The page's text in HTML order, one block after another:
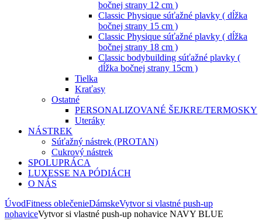
bočnej strany 12 cm )
Classic Physique súťažné plavky ( dĺžka
bočnej strany 15 cm )
Classic Physique súťažné plavky ( dĺžka
bočnej strany 18 cm )
Classic bodybuilding súťažné plavky (
dĺžka bočnej strany 15cm )
Tielka
Kraťasy
Ostatné
PERSONALIZOVANÉ ŠEJKRE/TERMOSKY
Uteráky
NÁSTREK
Súťažný nástrek (PROTAN)
Cukrový nástrek
SPOLUPRÁCA
LUXESSE NA PÓDIÁCH
O NÁS
ÚvodFitness oblečenieDámskeVytvor si vlastné push-up
nohaviceVytvor si vlastné push-up nohavice NAVY BLUE